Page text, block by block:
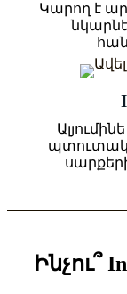
Կարող է
Ինչու՞